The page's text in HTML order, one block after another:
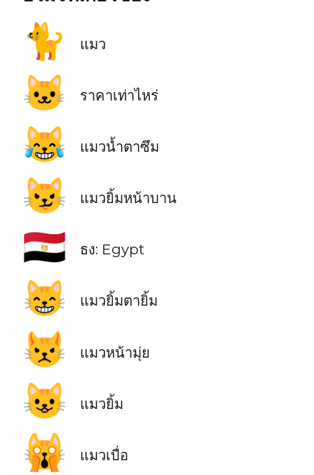
🐈 แมว
🐱 ราคาเท่าไหร่
😹 แมวน้ำตาซึม
😼 แมวยิ้มหน้าบาน
🇪🇬 ธง: Egypt
😸 แมวยิ้มตายิ้ม
😾 แมวหน้ามุ่ย
😺 แมวยิ้ม
🙀 แมวเบื่อ